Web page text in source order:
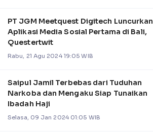
PT JGM Meetquest Digitech Luncurkan
Aplikasi Media Sosial Pertama di Bali,
Questertwit
Rabu, 21 Agu 2024 19:05 WIB
Saipul Jamil Terbebas dari Tuduhan
Narkoba dan Mengaku Siap Tunaikan
Ibadah Haji
Selasa, 09 Jan 2024 01:05 WIB